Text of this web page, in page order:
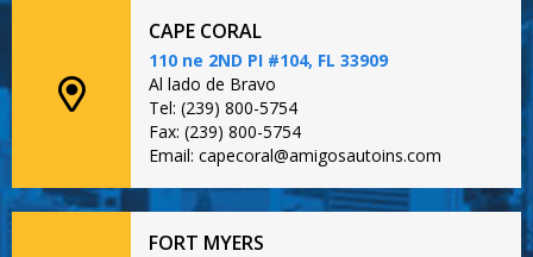
CAPE CORAL
110 ne 2ND PI #104, FL 33909
Al lado de Bravo
Tel: (239) 800-5754
Fax: (239) 800-5754
Email: capecoral@amigosautoins.com
FORT MYERS